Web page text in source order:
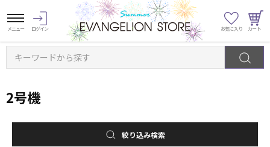
キーワードから探す
2号機
絞り込み検索